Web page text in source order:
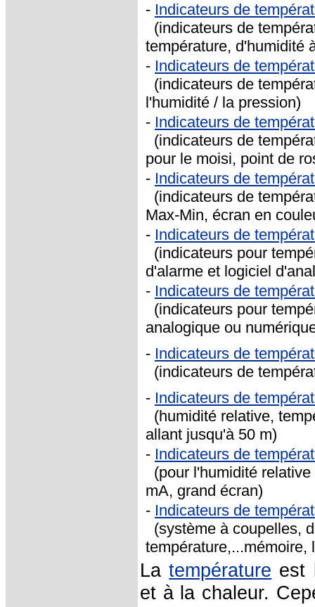
- Indicateurs de
(indicateurs de
température, d'humidité
- Indicateurs de
(indicateurs de
l'humidité / la pression)
- Indicateurs de
(indicateurs de
pour le moisi, point de
- Indicateurs de
(indicateurs de
Max-Min, écran en
- Indicateurs de
(indicateurs pour
d'alarme et logiciel
- Indicateurs de
(indicateurs pour
analogique ou
- Indicateurs de
(indicateurs de
- Indicateurs de
(humidité relative,
allant jusqu'à 50 m)
- Indicateurs de
(pour l'humidité
mA, grand écran)
- Indicateurs de
(système à coupelles,
température,...mémoire,
Latempérature est
et à la chaleur.